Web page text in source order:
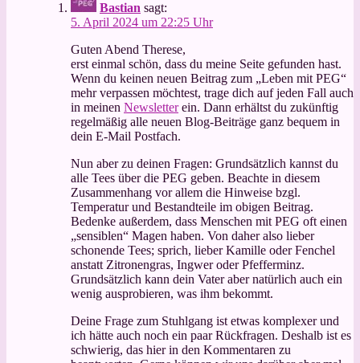
Bastian sagt:
5. April 2024 um 22:25 Uhr
Guten Abend Therese,
erst einmal schön, dass du meine Seite gefunden hast.
Wenn du keinen neuen Beitrag zum „Leben mit PEG“
mehr verpassen möchtest, trage dich auf jeden Fall auch
in meinen Newsletterein. Dann erhältst du zukünftig
regelmäßig alle neuen Blog-Beiträge ganz bequem in
dein E-Mail Postfach.
Nun aber zu deinen Fragen: Grundsätzlich kannst du
alle Tees über die PEG geben. Beachte in diesem
Zusammenhang vor allem die Hinweise bzgl.
Temperatur und Bestandteile im obigen Beitrag.
Bedenke außerdem, dass Menschen mit PEG oft einen
„sensiblen“ Magen haben. Von daher also lieber
schonende Tees; sprich, lieber Kamille oder Fenchel
anstatt Zitronengras, Ingwer oder Pfefferminz.
Grundsätzlich kann dein Vater aber natürlich auch ein
wenig ausprobieren, was ihm bekommt.
Deine Frage zum Stuhlgang ist etwas komplexer und
ich hätte auch noch ein paar Rückfragen. Deshalb ist es
schwierig, das hier in den Kommentaren zu